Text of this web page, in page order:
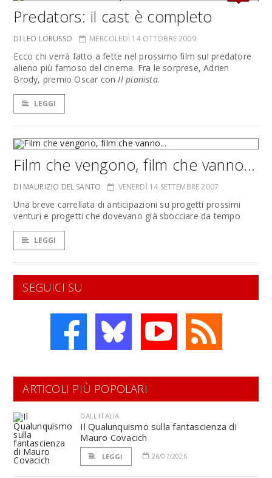
Predators: il cast è completo
DI LEO LORUSSO MERCOLEDÌ 14 OTTOBRE 2009
Ecco chi verrà fatto a fette nel prossimo film sul predatore
alieno più famoso del cinema. Fra le sorprese, Adrien
Brody, premio Oscar conIl pianista.
LEGGI
Film che vengono, film che vanno...
DI MAURIZIO DEL SANTO VENERDÌ 14 SETTEMBRE 2007
Una breve carrellata di anticipazioni su progetti prossimi
venturi e progetti che dovevano già sbocciare da tempo
LEGGI
SEGUICI SU
ARTICOLI PIÙ POPOLARI
DALL'ITALIA
Il Qualunquismo sulla fantascienza di
Mauro Covacich
LEGGI 26/07/2026